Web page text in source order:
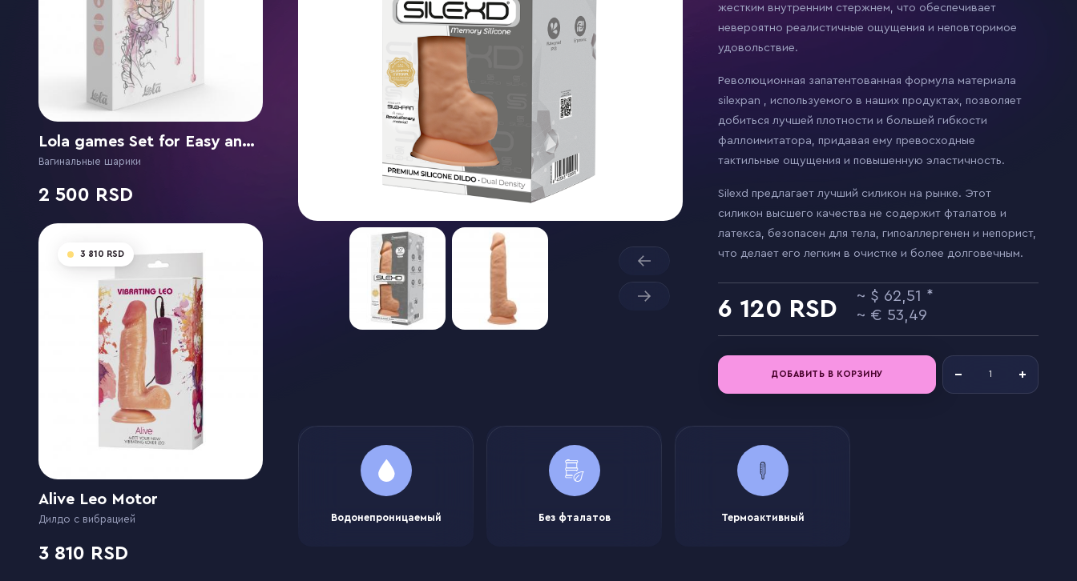
Lola games Set for Easy and Medium Level Love Story Carmen Tea Rose
Вагинальные шарики
2 500
3 810
Alive Leo Motor
Дилдо с вибрацией
3 810
жестким внутренним стержнем, что обеспечивает
невероятно реалистичные ощущения и неповторимое
удовольствие.
Революционная запатентованная формула материала
silexpan , используемого в наших продуктах, позволяет
добиться лучшей плотности и большей гибкости
фаллоимитатора, придавая ему превосходные
тактильные ощущения и повышенную эластичность.
Silexd предлагает лучший силикон на рынке. Этот
силикон высшего качества не содержит фталатов и
латекса, безопасен для тела, гипоаллергенен и непорист,
что делает его легким в очистке и более долговечным.
6 120
62,51
53,49
ДОБАВИТЬ В КОРЗИНУ
Водонепроницаемый Без фталатов Термоактивный